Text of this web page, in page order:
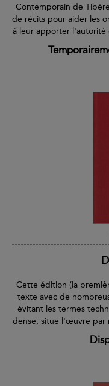
Contemporain de
de récits pour aider les
à leur apporter l'autorité
Cette édition (la
texte avec de
évitant les termes
dense, situe l'œuvre par